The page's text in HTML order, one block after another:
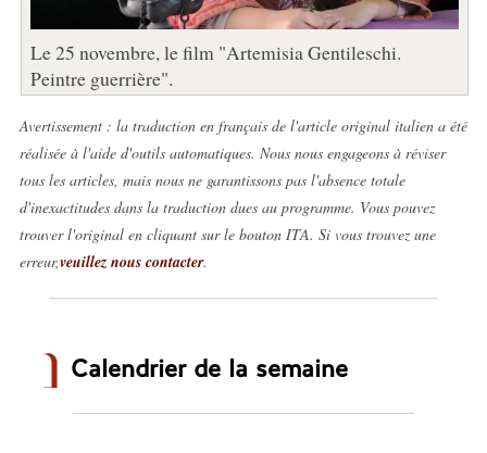
Le 25 novembre, le film "Artemisia Gentileschi.
Peintre guerrière".
Avertissement : la traduction en français de l'article original italien a été
réalisée à l'aide d'outils automatiques. Nous nous engageons à réviser
tous les articles, mais nous ne garantissons pas l'absence totale
d'inexactitudes dans la traduction dues au programme. Vous pouvez
trouver l'original en cliquant sur le bouton ITA. Si vous trouvez une
erreur,veuillez nous contacter.
Calendrier de la semaine